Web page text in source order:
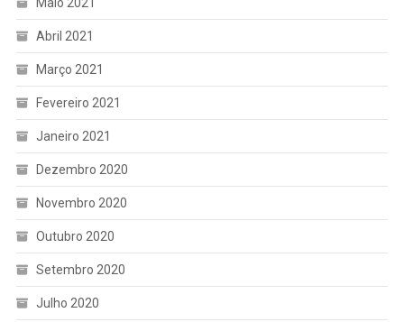
Abril 2021
Março 2021
Fevereiro 2021
Janeiro 2021
Dezembro 2020
Novembro 2020
Outubro 2020
Setembro 2020
Julho 2020